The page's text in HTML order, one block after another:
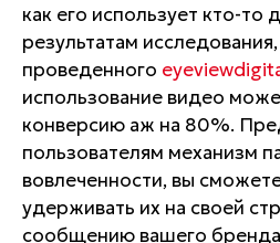
как его использует кто-то
результатам исследования,
проведенного
использование видео
конверсию аж на 80%.
пользователям механизм
вовлеченности, вы
удерживать их на своей
сообщению вашего бренда